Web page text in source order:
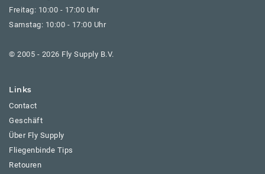
Freitag: 10:00 - 17:00 Uhr
Samstag: 10:00 - 17:00 Uhr
© 2005 - 2026 Fly Supply B.V.
Links
Contact
Geschäft
Über Fly Supply
Fliegenbinde Tips
Retouren